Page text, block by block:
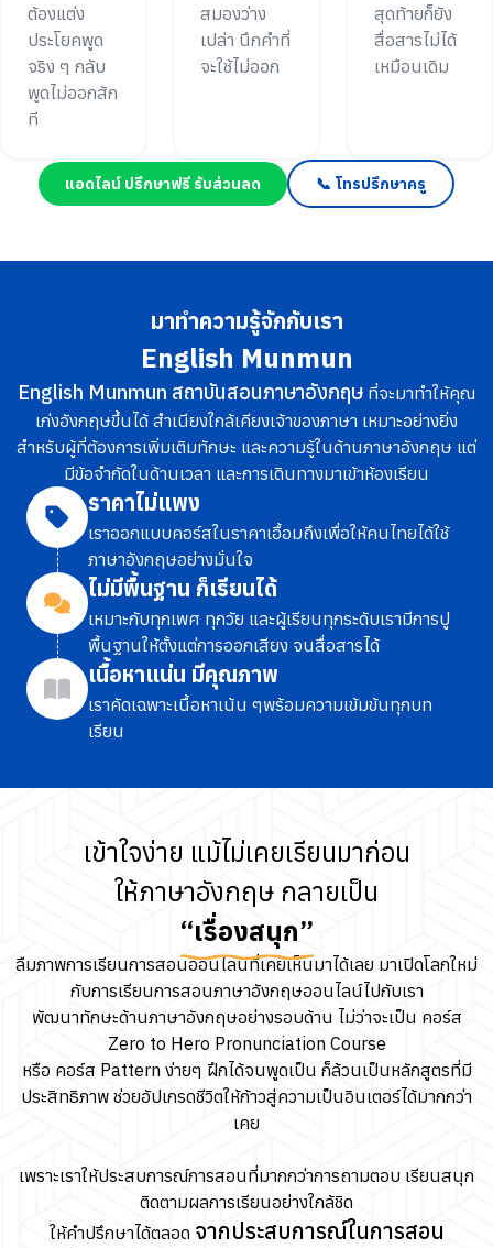
ต้องแต่ง
ประโยคพูด
จริง ๆ กลับ
พูดไม่ออกสัก
ที
สมองว่าง
เปล่า นึกคำที่
จะใช้ไม่ออก
สุดท้ายก็ยัง
สื่อสารไม่ได้
เหมือนเดิม
แอดไลน์ ปรึกษาฟรี รับส่วนลด 📞 โทรปรึกษาครู
มาทำความรู้จักกับเรา
English Munmun
English Munmun สถาบันสอนภาษาอังกฤษ ที่จะมาทำให้คุณ
เก่งอังกฤษขึ้นได้ สำเนียงใกล้เคียงเจ้าของภาษา เหมาะอย่างยิ่ง
สำหรับผู้ที่ต้องการเพิ่มเติมทักษะ และความรู้ในด้านภาษาอังกฤษ แต่
มีข้อจำกัดในด้านเวลา และการเดินทางมาเข้าห้องเรียน
ราคาไม่แพง
เราออกแบบคอร์สในราคาเอื้อมถึงเพื่อให้คนไทยได้ใช้
ภาษาอังกฤษอย่างมั่นใจ
ไม่มีพื้นฐาน ก็เรียนได้
เหมาะกับทุกเพศ ทุกวัย และผู้เรียนทุกระดับเรามีการปู
พื้นฐานให้ตั้งแต่การออกเสียง จนสื่อสารได้
เนื้อหาแน่น มีคุณภาพ
เราคัดเฉพาะเนื้อหาเน้น ๆพร้อมความเข้มข้นทุกบท
เรียน
เข้าใจง่าย แม้ไม่เคยเรียนมาก่อน
ให้ภาษาอังกฤษ กลายเป็น
“เรื่องสนุก”
ลืมภาพการเรียนการสอนออนไลน์ที่เคยเห็นมาได้เลย มาเปิดโลกใหม่
กับการเรียนการสอนภาษาอังกฤษออนไลน์ไปกับเรา
พัฒนาทักษะด้านภาษาอังกฤษอย่างรอบด้าน ไม่ว่าจะเป็น คอร์ส
Zero to Hero Pronunciation Course
หรือ คอร์ส Pattern ง่ายๆ ฝึกได้จนพูดเป็น ก็ล้วนเป็นหลักสูตรที่มี
ประสิทธิภาพ ช่วยอัปเกรดชีวิตให้ก้าวสู่ความเป็นอินเตอร์ได้มากกว่า
เคย
เพราะเราให้ประสบการณ์การสอนที่มากกว่าการถามตอบ เรียนสนุก
ติดตามผลการเรียนอย่างใกล้ชิด
ให้คำปรึกษาได้ตลอด จากประสบการณ์ในการสอน